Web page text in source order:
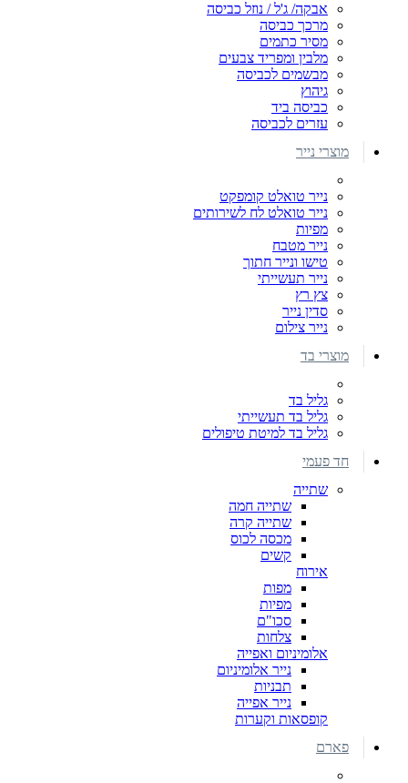
אבקה/ ג'ל / נוזל כביסה
מרכך כביסה
מסיר כתמים
מלבין ומפריד צבעים
מבשמים לכביסה
גיהוץ
כביסה ביד
עזרים לכביסה
מוצרי נייר
נייר טואלט קומפקט
נייר טואלט לח לשירותים
מפיות
נייר מטבח
טישו ונייר חתוך
נייר תעשייתי
צץ רץ
סדין נייר
נייר צילום
מוצרי בד
גליל בד
גליל בד תעשייתי
גליל בד למיטת טיפולים
חד פעמי
שתייה
שתייה חמה
שתייה קרה
מכסה לכוס
קשים
אירוח
מפות
מפיות
סכו"ם
צלחות
אלומיניום ואפייה
נייר אלומיניום
תבניות
נייר אפייה
קופסאות וקערות
פארם